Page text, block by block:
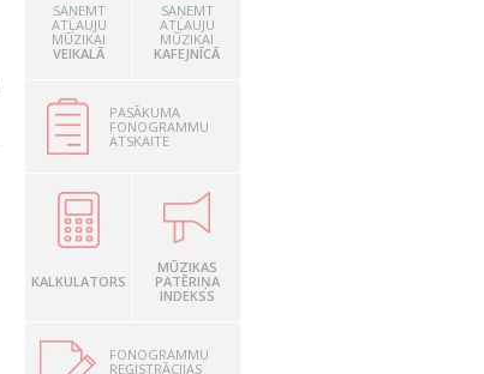
SAŅEMT
ATĻAUJU
MŪZIKAI
VEIKALĀ
SAŅEMT
ATĻAUJU
MŪZIKAI
KAFEJNĪCĀ
PASĀKUMA
FONOGRAMMU
ATSKAITE
KALKULATORS
MŪZIKAS
PATĒRIŅA
INDEKSS
FONOGRAMMU
REĢISTRĀCIJAS